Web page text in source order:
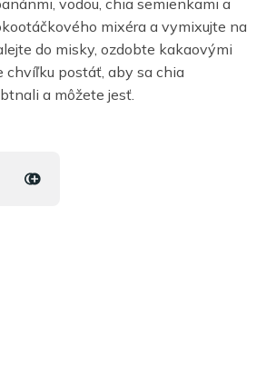
vodou, chia semienkami a
mixéra a vymixujte na
do misky, ozdobte kakaovými
chvíľku postáť, aby sa chia
a môžete jesť.